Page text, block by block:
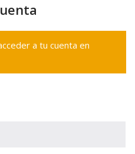
a tu cuenta en